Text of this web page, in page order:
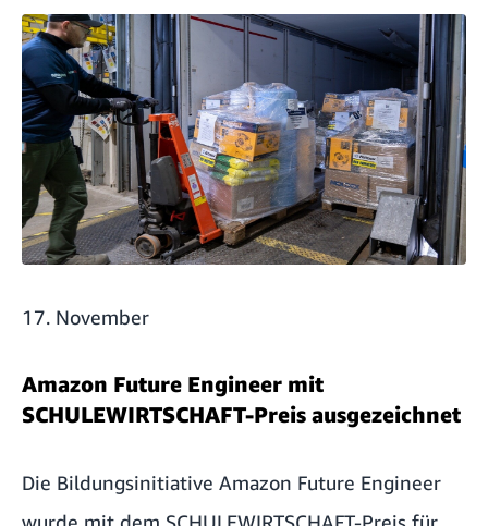
17. November
Amazon Future Engineer mit
SCHULEWIRTSCHAFT-Preis ausgezeichnet
Die Bildungsinitiative Amazon Future Engineer